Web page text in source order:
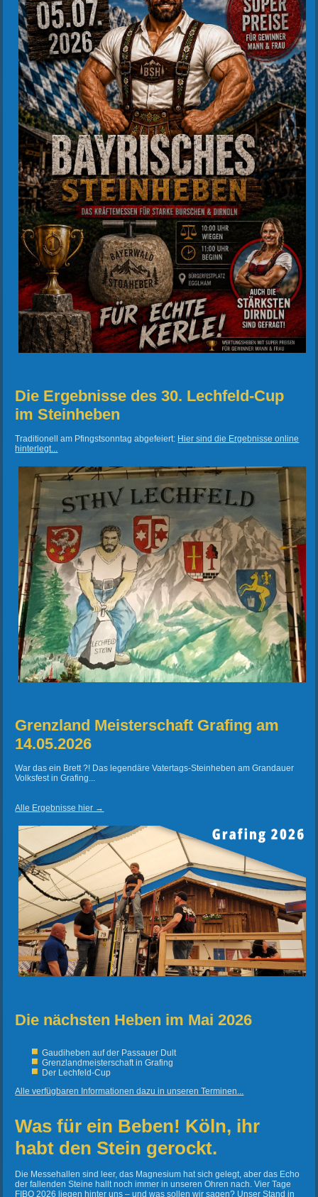
Die Ergebnisse des 30. Lechfeld-Cup
im Steinheben
Traditionell am Pfingstsonntag abgefeiert: Hier sind die Ergebnisse online
hinterlegt...
Grenzland Meisterschaft Grafing am
14.05.2026
War das ein Brett ?! Das legendäre Vatertags-Steinheben am Grandauer
Volksfest in Grafing...
Alle Ergebnisse hier →
Die nächsten Heben im Mai 2026
Gaudiheben auf der Passauer Dult
Grenzlandmeisterschaft in Grafing
Der Lechfeld-Cup
Alle verfügbaren Informationen dazu in unseren Terminen...
Was für ein Beben! Köln, ihr
habt den Stein gerockt.
Die Messehallen sind leer, das Magnesium hat sich gelegt, aber das Echo
der fallenden Steine hallt noch immer in unseren Ohren nach. Vier Tage
FIBO 2026 liegen hinter uns – und was sollen wir sagen? Unser Stand in